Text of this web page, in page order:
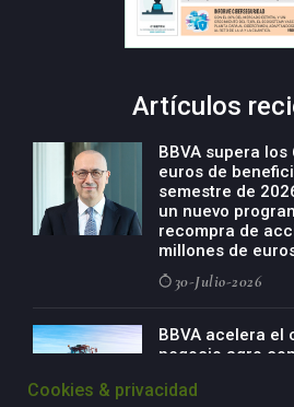
Artículos
BBVA supera
euros de
semestre de
un nuevo
recompra de
millones de
30-Julio-2026
BBVA acelera el
negocio agro
países
Cookies & privacidad